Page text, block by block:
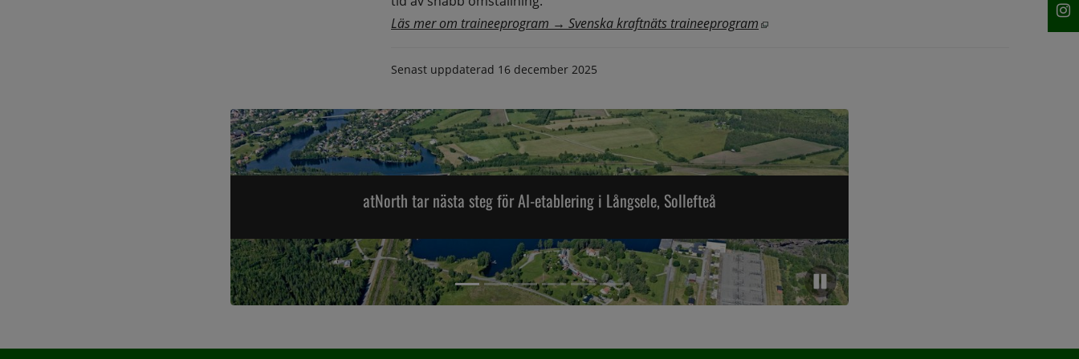
Läs mer om traineeprogram → Svenska kraftnäts traineeprogram
Senast uppdaterad 16 december 2025
atNorth tar nästa steg för AI-etablering i Långsele, Sollefteå
Pausa automatiskt artikelbyte
Artikel 1, (Aktuell artikel)
Artikel 2,Artikel 3,Artikel 4,Artikel 5,Artikel 6,